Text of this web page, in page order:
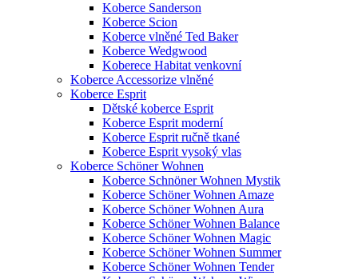
Koberce Sanderson
Koberce Scion
Koberce vlněné Ted Baker
Koberce Wedgwood
Koberece Habitat venkovní
Koberce Accessorize vlněné
Koberce Esprit
Dětské koberce Esprit
Koberce Esprit moderní
Koberce Esprit ručně tkané
Koberce Esprit vysoký vlas
Koberce Schöner Wohnen
Koberce Schnöner Wohnen Mystik
Koberce Schöner Wohnen Amaze
Koberce Schöner Wohnen Aura
Koberce Schöner Wohnen Balance
Koberce Schöner Wohnen Magic
Koberce Schöner Wohnen Summer
Koberce Schöner Wohnen Tender